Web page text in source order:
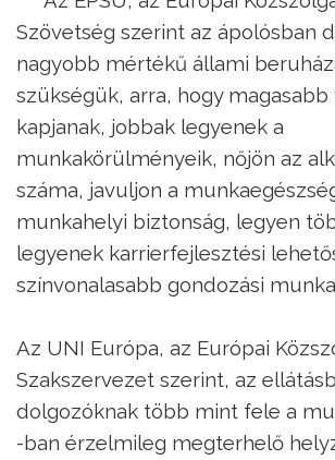
Szövetség szerint az ápolósban
nagyobb mértékű állami
szükségük, arra, hogy
kapjanak, jobbak legyenek a
munkakörülményeik, nőjön az
száma, javuljon a
munkahelyi biztonság, legyen
legyenek karrierfejlesztési
színvonalasabb gondozási
Az UNI Európa, az Európai
Szakszervezet szerint, az
dolgozóknak több mint fele a
-ban érzelmileg megterhelő